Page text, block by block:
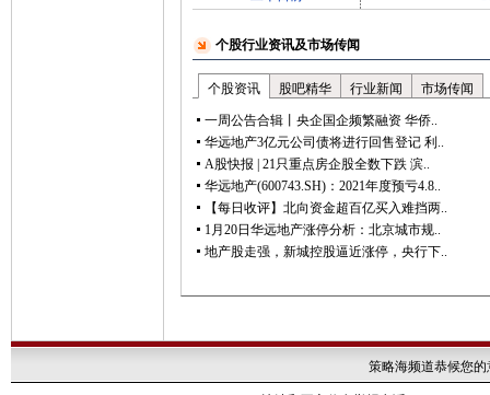
个股行业资讯及市场传闻
个股资讯 股吧精华 行业新闻 市场传闻
一周公告合辑丨央企国企频繁融资 华侨..
华远地产3亿元公司债将进行回售登记 利..
A股快报 | 21只重点房企股全数下跌 滨..
华远地产(600743.SH)：2021年度预亏4.8..
【每日收评】北向资金超百亿买入难挡两..
1月20日华远地产涨停分析：北京城市规..
地产股走强，新城控股逼近涨停，央行下..
策略海频道恭候您的